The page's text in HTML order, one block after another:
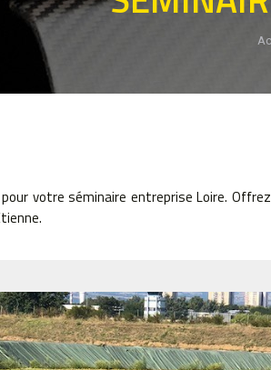
votre séminaire entreprise Loire.